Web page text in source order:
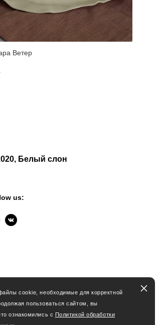
Ветер
Белый слон
us:
cookie, необходимые для корректной
пользоваться сайтом, вы
ознакомились с Политикой обработки